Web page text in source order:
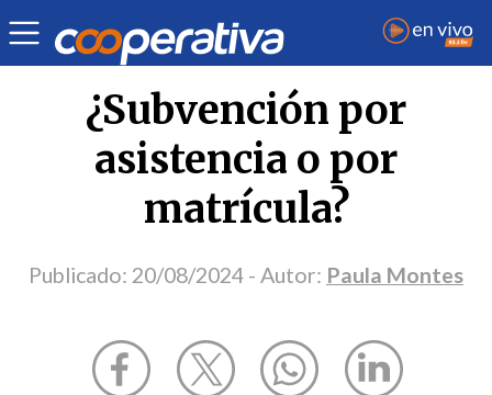
Opinión | Paula Montes
¿Subvención por
asistencia o por
matrícula?
Publicado: 20/08/2024 - Autor: Paula Montes